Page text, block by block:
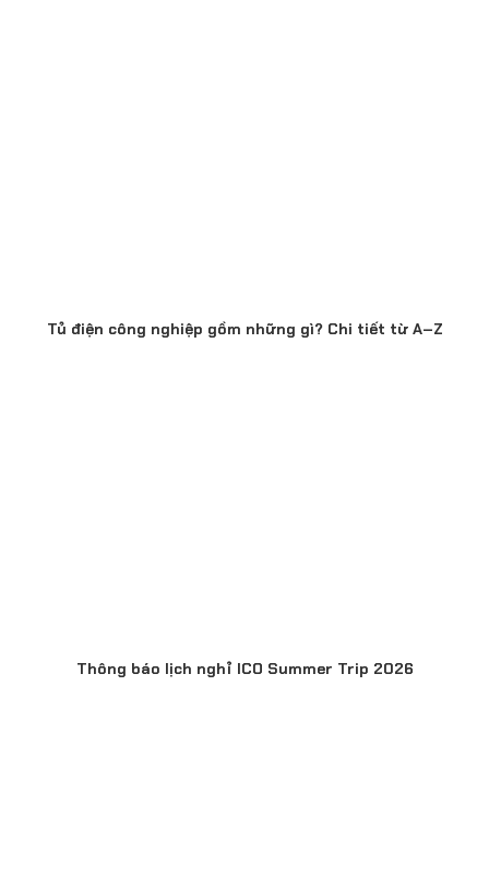
Tủ điện công nghiệp gồm những gì? Chi tiết từ A–Z
Thông báo lịch nghỉ ICO Summer Trip 2026